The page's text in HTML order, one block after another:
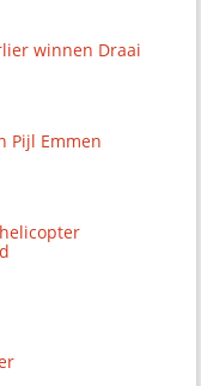
winnen Draai
Pijl Emmen